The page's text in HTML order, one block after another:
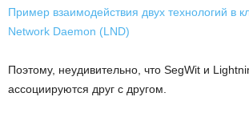
Пример взаимодействия двух технологий в
Network Daemon (LND)
Поэтому, неудивительно, что SegWit и
ассоциируются друг с другом.